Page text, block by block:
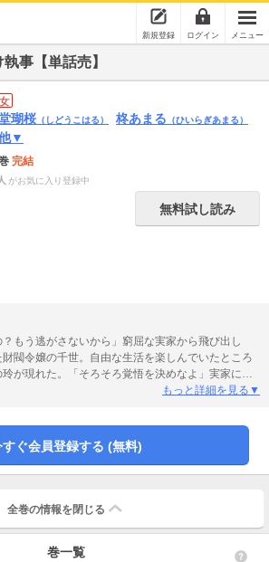
新規登録 ログイン メニュー
事【単話売】
瑚桜 （しどうこはる） 柊あまる （ひいらぎあまる）
▼
完結
がお気に入り登録中
無料試し読み
？もう逃がさないから」窮屈な実家から飛び出し
閥令嬢の千世。自由な生活を楽しんでいたところ
が現れた。「そろそろ覚悟を決めなよ」実家に連
や、住み込みで千世の世話をすると言い出す玲。家
の身分差ラブ！
もっと詳細を見る▼
すぐ会員登録する (無料)
全巻の情報を 閉じる
巻一覧